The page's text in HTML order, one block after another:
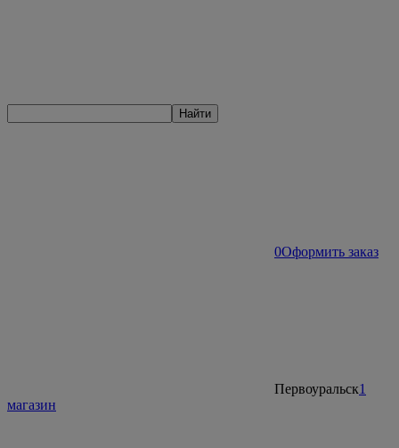
Найти
0Оформить заказ
Первоуральск1
магазин